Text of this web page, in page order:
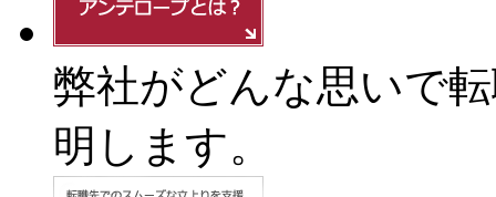
弊社がどんな思いで
明します。